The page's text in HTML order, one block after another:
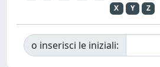
X
Y Z
o inserisci le iniziali: